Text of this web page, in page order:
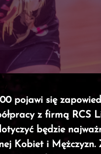
pojawi się
z firmą RCS
będzie
Kobiet i